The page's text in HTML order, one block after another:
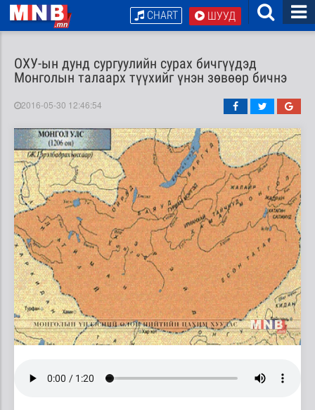
ШУУД
CHART
ОХУ-ын дунд сургуулийн сурах бичгүүдэд
Монголын талаарх түүхийг үнэн зөвөөр бичнэ
2016-05-30 12:46:54